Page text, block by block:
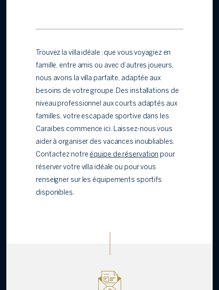
Trouvez la villa idéale : que vous voyagiez en
famille, entre amis ou avec d’autres joueurs,
nous avons la villa parfaite, adaptée aux
besoins de votre groupe. Des installations de
niveau professionnel aux courts adaptés aux
familles, votre escapade sportive dans les
Caraïbes commence ici. Laissez-nous vous
aider à organiser des vacances inoubliables.
Contactez notre équipe de réservation pour
réserver votre villa idéale ou pour vous
renseigner sur les équipements sportifs
disponibles.